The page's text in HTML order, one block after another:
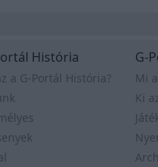
História
a G-Portál História?
G-
Mi
Ki